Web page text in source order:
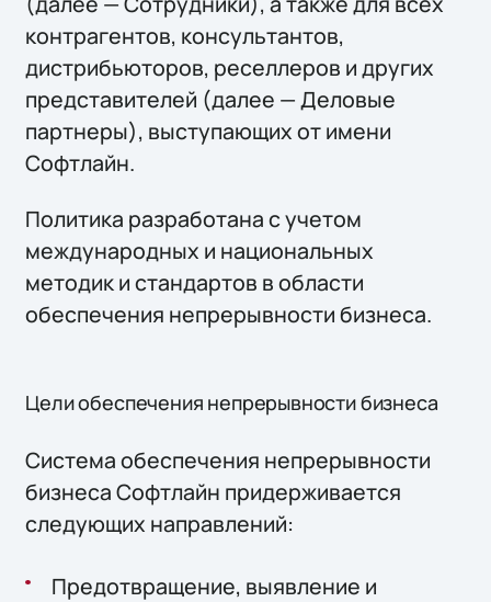
контрагентов, консультантов,
дистрибьюторов, реселлеров и других
представителей (далее — Деловые
партнеры), выступающих от имени
Софтлайн.
Политика разработана с учетом
международных и национальных
методик и стандартов в области
обеспечения непрерывности бизнеса.
Цели обеспечения непрерывности бизнеса
Система обеспечения непрерывности
бизнеса Софтлайн придерживается
следующих направлений:
Предотвращение, выявление и